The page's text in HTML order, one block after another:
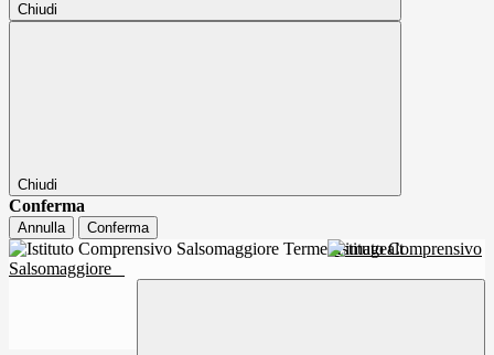
Chiudi
Chiudi
Conferma
Annulla Conferma
Istituto Comprensivo
Salsomaggiore